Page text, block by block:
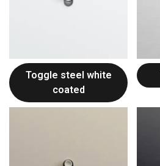
Toggle steel white
coated